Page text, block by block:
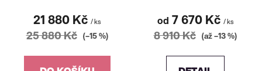
21 880 Kč / ks
25 880 Kč (–15 %)
od 7 670 Kč / ks
8 910 Kč (až –13 %)